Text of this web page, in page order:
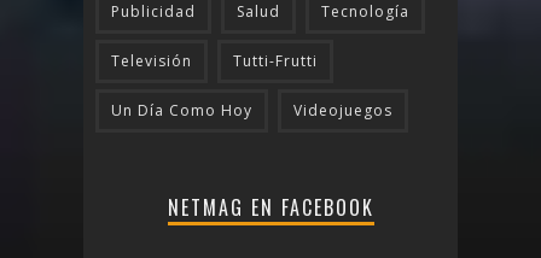
Publicidad Salud Tecnologí­a
Televisión Tutti-Frutti
Un Día Como Hoy Videojuegos
NETMAG EN FACEBOOK